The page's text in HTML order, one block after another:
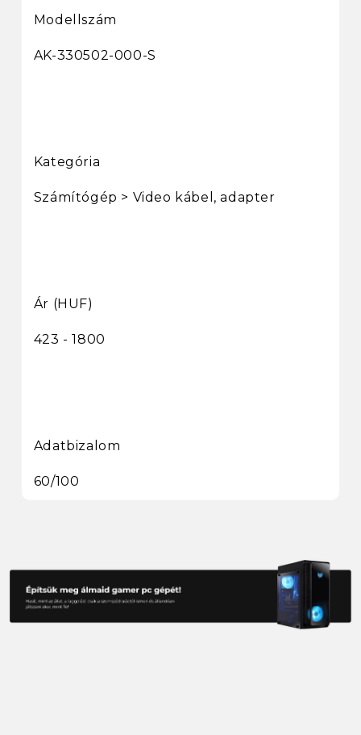
Modellszám
AK-330502-000-S
Kategória
Számítógép > Video kábel, adapter
Ár (HUF)
423 - 1800
Adatbizalom
60/100